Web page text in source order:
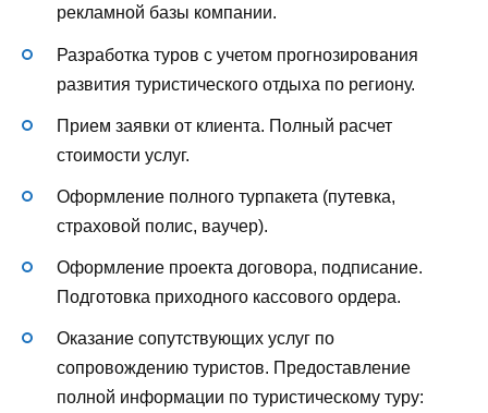
рекламной базы компании.
Разработка туров с учетом прогнозирования
развития туристического отдыха по региону.
Прием заявки от клиента. Полный расчет
стоимости услуг.
Оформление полного турпакета (путевка,
страховой полис, ваучер).
Оформление проекта договора, подписание.
Подготовка приходного кассового ордера.
Оказание сопутствующих услуг по
сопровождению туристов. Предоставление
полной информации по туристическому туру: